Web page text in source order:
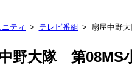
ニティ テレビ番組 扇屋中野
野大隊 第08MS